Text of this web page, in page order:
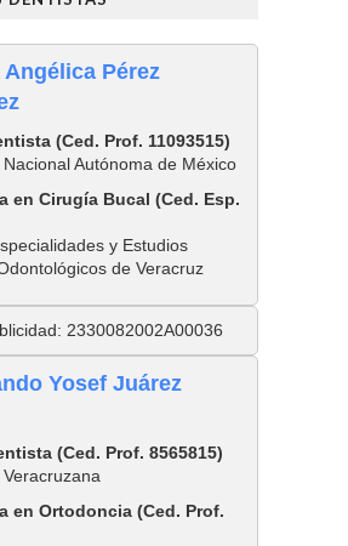
Pérez
(Ced. Prof. 11093515)
Autónoma de México
en Cirugía Bucal (Ced. Esp.
y Estudios
de Veracruz
2330082002A00036
Yosef Juárez
(Ced. Prof. 8565815)
en Ortodoncia (Ced. Prof.